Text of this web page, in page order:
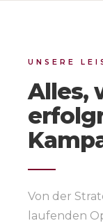
UNSERE
Alles,
Von der
laufenden